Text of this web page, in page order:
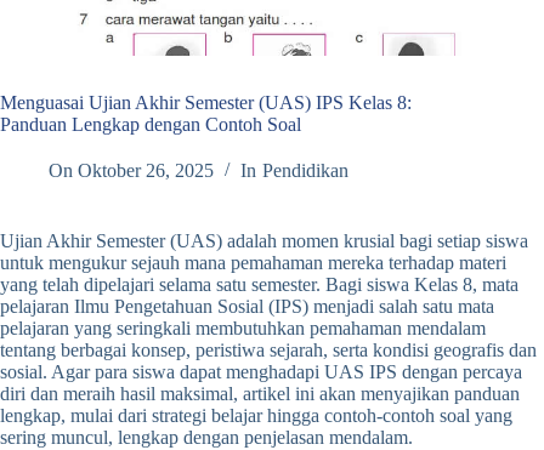
Menguasai Ujian Akhir Semester (UAS) IPS Kelas 8:
Panduan Lengkap dengan Contoh Soal
On Oktober 26, 2025 In Pendidikan
Ujian Akhir Semester (UAS) adalah momen krusial bagi setiap siswa
untuk mengukur sejauh mana pemahaman mereka terhadap materi
yang telah dipelajari selama satu semester. Bagi siswa Kelas 8, mata
pelajaran Ilmu Pengetahuan Sosial (IPS) menjadi salah satu mata
pelajaran yang seringkali membutuhkan pemahaman mendalam
tentang berbagai konsep, peristiwa sejarah, serta kondisi geografis dan
sosial. Agar para siswa dapat menghadapi UAS IPS dengan percaya
diri dan meraih hasil maksimal, artikel ini akan menyajikan panduan
lengkap, mulai dari strategi belajar hingga contoh-contoh soal yang
sering muncul, lengkap dengan penjelasan mendalam.